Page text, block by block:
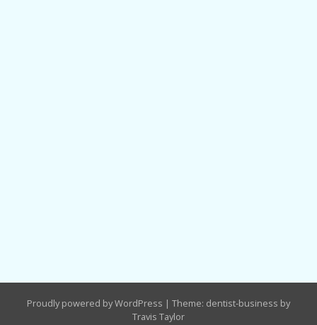
Proudly powered by WordPress | Theme: dentist-business by
Travis Taylor